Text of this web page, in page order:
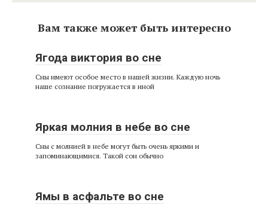
Вам также может быть интересно
Ягода виктория во сне
Сны имеют особое место в нашей жизни. Каждую ночь
наше сознание погружается в иной
Яркая молния в небе во сне
Сны с молнией в небе могут быть очень яркими и
запоминающимися. Такой сон обычно
Ямы в асфальте во сне